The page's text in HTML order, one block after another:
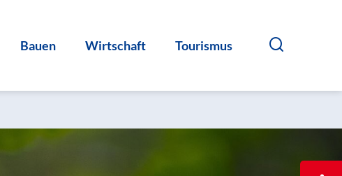
Bauen Wirtschaft Tourismus